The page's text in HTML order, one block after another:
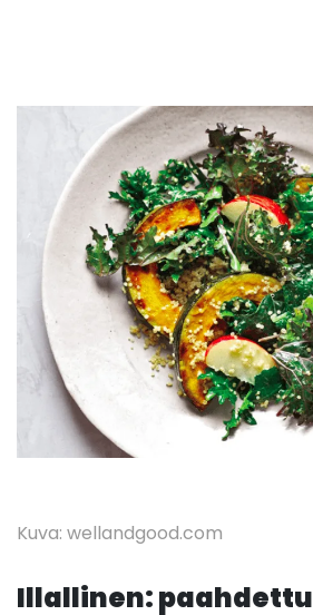
Kuva: wellandgood.com
Illallinen: paahdettu